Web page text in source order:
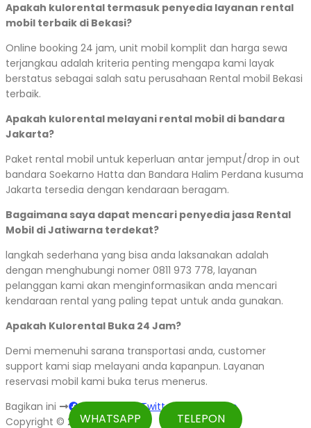
Apakah kulorental termasuk penyedia layanan rental
mobil terbaik di Bekasi?
Online booking 24 jam, unit mobil komplit dan harga sewa
terjangkau adalah kriteria penting mengapa kami layak
berstatus sebagai salah satu perusahaan Rental mobil Bekasi
terbaik.
Apakah kulorental melayani rental mobil di bandara
Jakarta?
Paket rental mobil untuk keperluan antar jemput/drop in out
bandara Soekarno Hatta dan Bandara Halim Perdana kusuma
Jakarta tersedia dengan kendaraan beragam.
Bagaimana saya dapat mencari penyedia jasa Rental
Mobil di Jatiwarna terdekat?
langkah sederhana yang bisa anda laksanakan adalah
dengan menghubungi nomer 0811 973 778, layanan
pelanggan kami akan menginformasikan anda mencari
kendaraan rental yang paling tepat untuk anda gunakan.
Apakah Kulorental Buka 24 Jam?
Demi memenuhi sarana transportasi anda, customer
support kami siap melayani anda kapanpun. Layanan
reservasi mobil kami buka terus menerus.
Bagikan ini
Facebook Twitter
WhatsApp
Copyright © 2026 Kulorental
WHATSAPP TELEPON